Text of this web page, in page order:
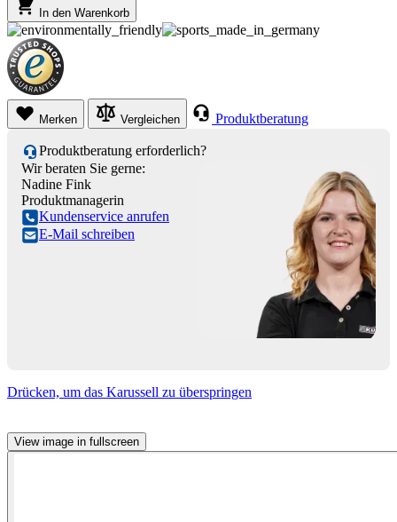
In den Warenkorb
Merken Vergleichen Produktberatung
Produktberatung erforderlich?
Wir beraten Sie gerne:
Nadine Fink
Produktmanagerin
Kundenservice anrufen
E-Mail schreiben
Drücken, um das Karussell zu überspringen
View image in fullscreen